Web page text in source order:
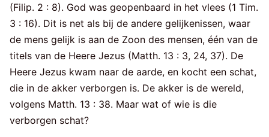
(Filip. 2 : 8). God was geopenbaard in het vlees (1 Tim.
3 : 16). Dit is net als bij de andere gelijkenissen, waar
de mens gelijk is aan de Zoon des mensen, één van de
titels van de Heere Jezus (Matth. 13 : 3, 24, 37). De
Heere Jezus kwam naar de aarde, en kocht een schat,
die in de akker verborgen is. De akker is de wereld,
volgens Matth. 13 : 38. Maar wat of wie is die
verborgen schat?